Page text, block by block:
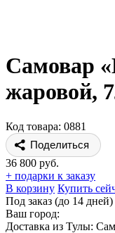
Самовар
жаровой,
Код товара: 0881
Поделиться
36 800 руб.
+ подарки к заказу
В корзину Купить
Под заказ (до 14 дней)
Ваш город:
Доставка из Тулы: